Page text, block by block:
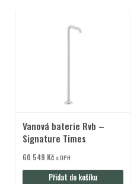
Vanová baterie Rvb –
Signature Times
60 549 Kč s DPH
Přidat do košíku